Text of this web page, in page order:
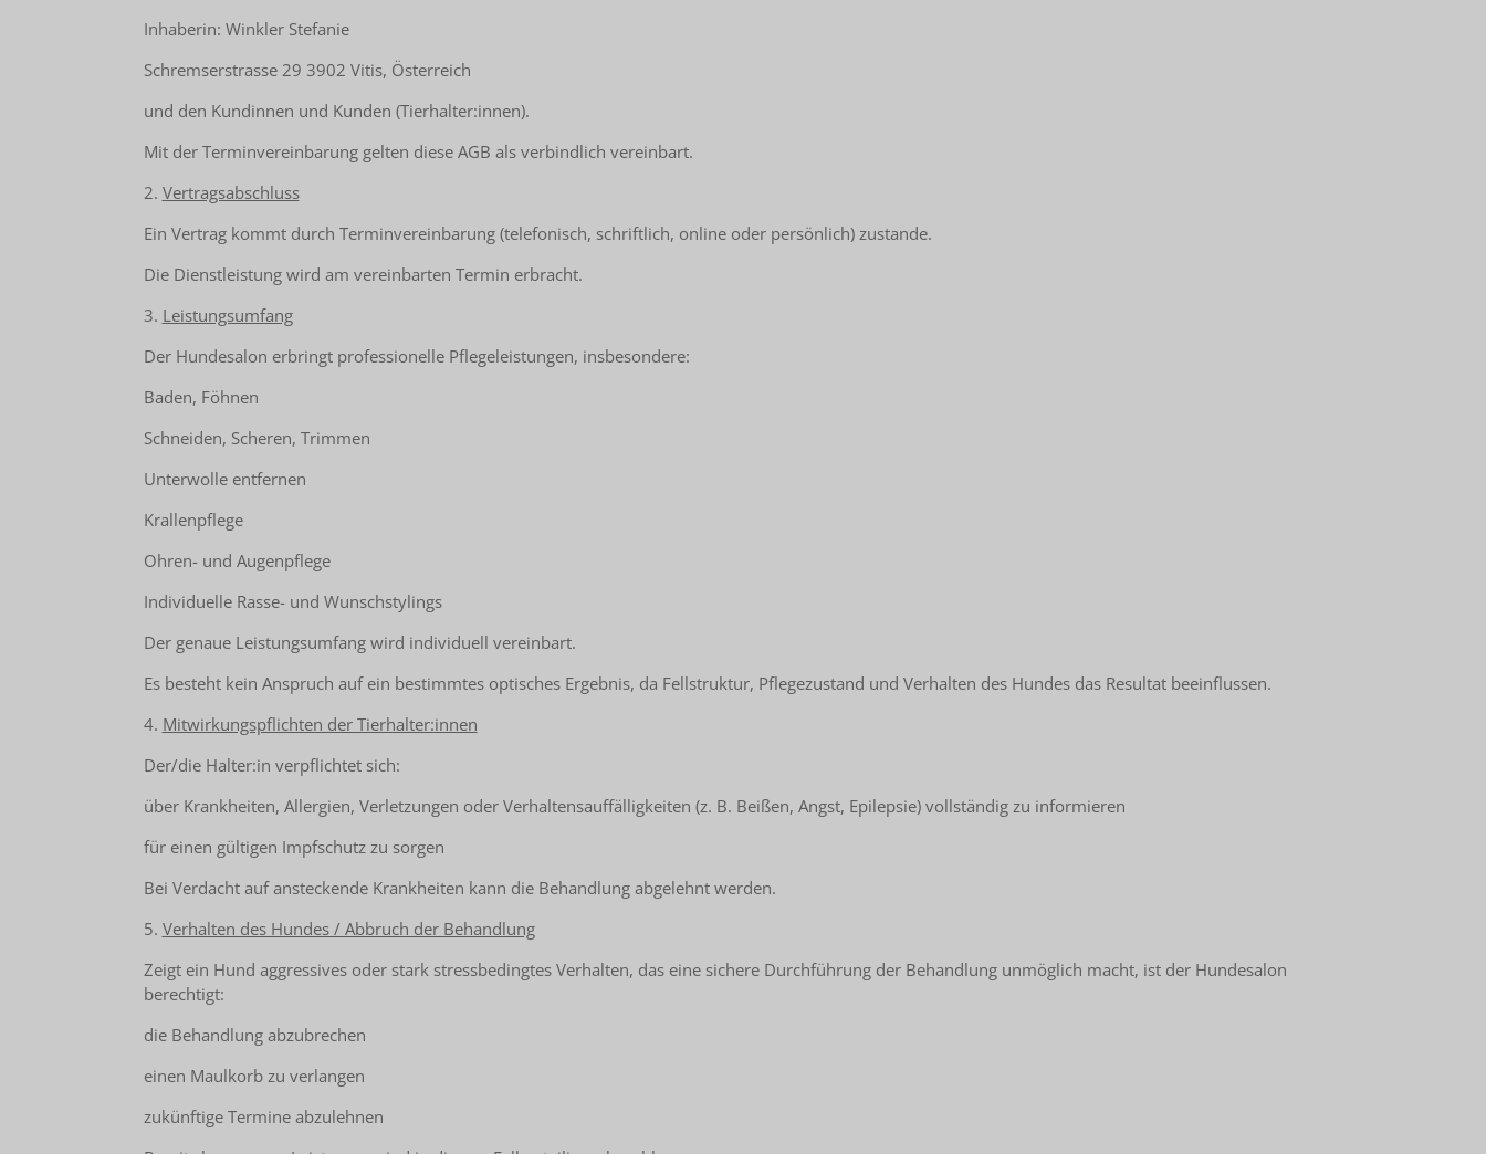
Inhaberin: Winkler Stefanie
Schremserstrasse 29 3902 Vitis, Österreich
und den Kundinnen und Kunden (Tierhalter:innen).
Mit der Terminvereinbarung gelten diese AGB als verbindlich vereinbart.
2. Vertragsabschluss
Ein Vertrag kommt durch Terminvereinbarung (telefonisch, schriftlich, online oder persönlich) zustande.
Die Dienstleistung wird am vereinbarten Termin erbracht.
3. Leistungsumfang
Der Hundesalon erbringt professionelle Pflegeleistungen, insbesondere:
Baden, Föhnen
Schneiden, Scheren, Trimmen
Unterwolle entfernen
Krallenpflege
Ohren- und Augenpflege
Individuelle Rasse- und Wunschstylings
Der genaue Leistungsumfang wird individuell vereinbart.
Es besteht kein Anspruch auf ein bestimmtes optisches Ergebnis, da Fellstruktur, Pflegezustand und Verhalten des Hundes das Resultat beeinflussen.
4. Mitwirkungspflichten der Tierhalter:innen
Der/die Halter:in verpflichtet sich:
über Krankheiten, Allergien, Verletzungen oder Verhaltensauffälligkeiten (z. B. Beißen, Angst, Epilepsie) vollständig zu informieren
für einen gültigen Impfschutz zu sorgen
Bei Verdacht auf ansteckende Krankheiten kann die Behandlung abgelehnt werden.
5. Verhalten des Hundes / Abbruch der Behandlung
Zeigt ein Hund aggressives oder stark stressbedingtes Verhalten, das eine sichere Durchführung der Behandlung unmöglich macht, ist der Hundesalon
berechtigt:
die Behandlung abzubrechen
einen Maulkorb zu verlangen
zukünftige Termine abzulehnen